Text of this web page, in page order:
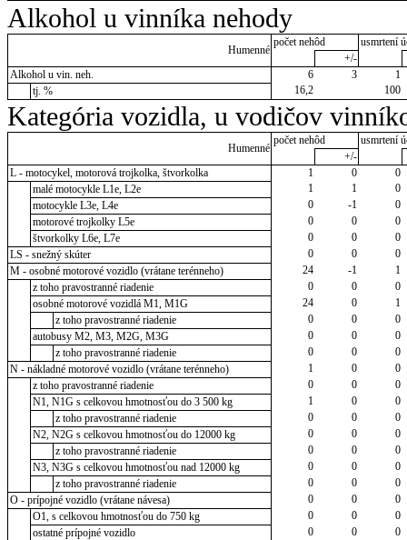
Alkohol u vinníka nehody
Humenné
počet nehôd
usmrtení
+/-
Alkohol u vin. neh.
6 3
1
tj. %
16,2 100
Kategória vozidla, u vodičov
Humenné
počet nehôd
usmrtení
+/-
L - motocykel, motorová trojkolka, štvorkolka
1 0
0
malé motocykle L1e, L2e
1 1
0
motocykle L3e, L4e
0 -1
0
motorové trojkolky L5e
0 0
0
štvorkolky L6e, L7e
0 0
0
LS - snežný skúter
0 0
0
M - osobné motorové vozidlo (vrátane terénneho)
24 -1
1
z toho pravostranné riadenie
0 0
0
osobné motorové vozidlá M1, M1G
24 0
1
z toho pravostranné riadenie
0 0
0
autobusy M2, M3, M2G, M3G
0 0
0
z toho pravostranné riadenie
0 0
0
N - nákladné motorové vozidlo (vrátane terénneho)
1 0
0
z toho pravostranné riadenie
0 0
0
N1, N1G s celkovou hmotnosťou do 3 500 kg
1 0
0
z toho pravostranné riadenie
0 0
0
N2, N2G s celkovou hmotnosťou do 12000 kg
0 0
0
z toho pravostranné riadenie
0 0
0
N3, N3G s celkovou hmotnosťou nad 12000 kg
0 0
0
z toho pravostranné riadenie
0 0
0
O - prípojné vozidlo (vrátane návesa)
0 0
0
O1, s celkovou hmotnosťou do 750 kg
0 0
0
ostatné prípojné vozidlo
0 0
0